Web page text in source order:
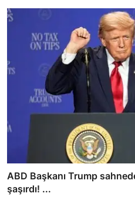
ABD Başkanı Trump
şaşırdı! ...